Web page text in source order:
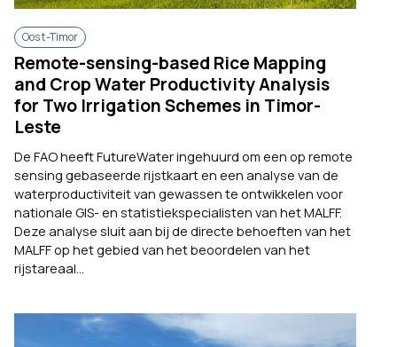
Oost-Timor
Remote-sensing-based Rice Mapping
and Crop Water Productivity Analysis
for Two Irrigation Schemes in Timor-
Leste
De FAO heeft FutureWater ingehuurd om een op remote
sensing gebaseerde rijstkaart en een analyse van de
waterproductiviteit van gewassen te ontwikkelen voor
nationale GIS- en statistiekspecialisten van het MALFF.
Deze analyse sluit aan bij de directe behoeften van het
MALFF op het gebied van het beoordelen van het
rijstareaal...